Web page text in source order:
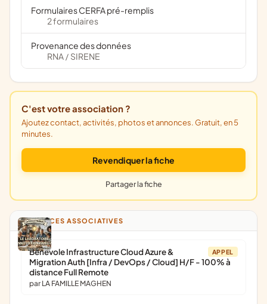
Formulaires CERFA pré-remplis
2 formulaires
Provenance des données
RNA / SIRENE
C'est votre association ?
Ajoutez contact, activités, photos et annonces. Gratuit, en 5
minutes.
Revendiquer la fiche
Partager la fiche
ANNONCES ASSOCIATIVES
APPEL
Bénévole Infrastructure Cloud Azure &
Migration Auth [Infra / DevOps / Cloud] H/F - 100% à
distance Full Remote
par LA FAMILLE MAGHEN